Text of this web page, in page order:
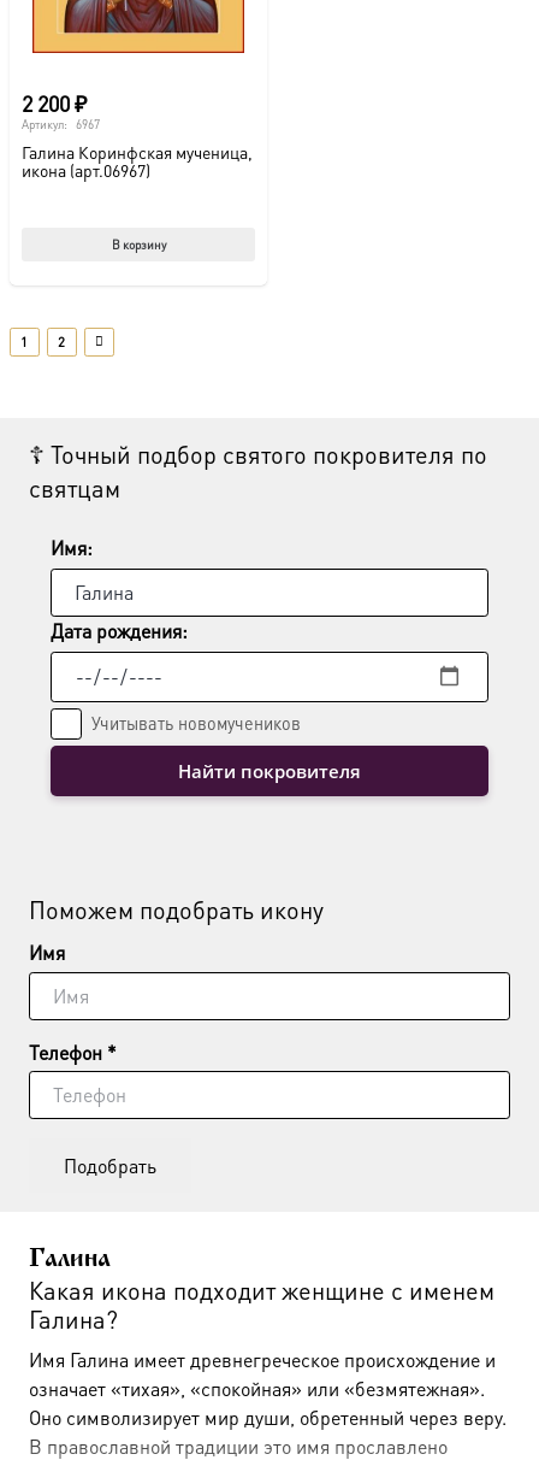
2 200₽
Артикул: 6967
Галина Коринфская мученица,
икона (арт.06967)
В корзину
1 2
☦ Точный подбор святого покровителя по
святцам
Имя:
Дата рождения:
Учитывать новомучеников
Найти покровителя
Поможем подобрать икону
Имя
Телефон *
Подобрать
Галина
Какая икона подходит женщине с именем
Галина?
Имя Галина имеет древнегреческое происхождение и
означает «тихая», «спокойная» или «безмятежная».
Оно символизирует мир души, обретенный через веру.
В православной традиции это имя прославлено